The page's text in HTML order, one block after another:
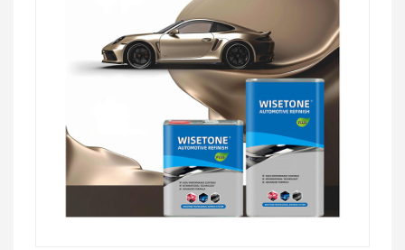
Deutsch
Русский
Español
Português
日本語
한국어